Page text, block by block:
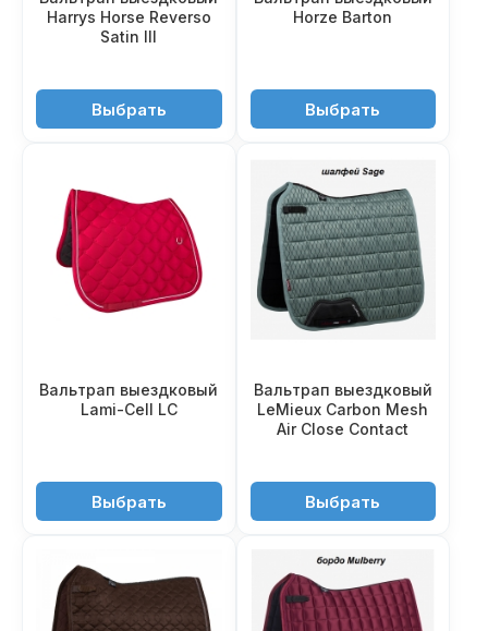
Harrys Horse Reverso
Satin III
4'900 ₽Выбрать
Horze Barton
3'520 ₽Выбрать
Вальтрап выездковый
Lami-Cell LC
5'550 ₽Выбрать
Вальтрап выездковый
LeMieux Carbon Mesh
Air Close Contact
9'650 ₽Выбрать